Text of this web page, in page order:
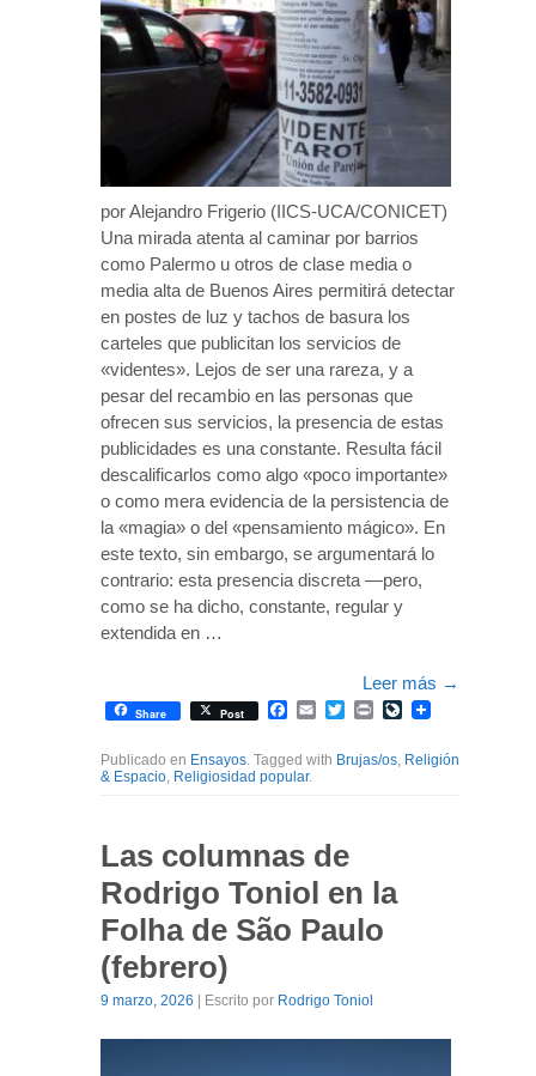
por Alejandro Frigerio (IICS-UCA/CONICET)
Una mirada atenta al caminar por barrios
como Palermo u otros de clase media o
media alta de Buenos Aires permitirá detectar
en postes de luz y tachos de basura los
carteles que publicitan los servicios de
«videntes». Lejos de ser una rareza, y a
pesar del recambio en las personas que
ofrecen sus servicios, la presencia de estas
publicidades es una constante. Resulta fácil
descalificarlos como algo «poco importante»
o como mera evidencia de la persistencia de
la «magia» o del «pensamiento mágico». En
este texto, sin embargo, se argumentará lo
contrario: esta presencia discreta —pero,
como se ha dicho, constante, regular y
extendida en …
Leer más →
Share Post Facebook
EmailTwitterPrintLiveJournal
Publicado en Ensayos. Tagged with Brujas/os, Religión
& Espacio, Religiosidad popular.
Las columnas de
Rodrigo Toniol en la
Folha de São Paulo
(febrero)
9 marzo, 2026 | Escrito por Rodrigo Toniol